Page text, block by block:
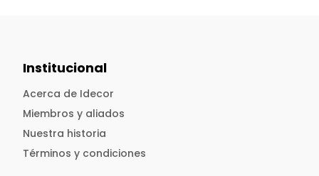
Institucional
Acerca de Idecor
Miembros y aliados
Nuestra historia
Términos y condiciones